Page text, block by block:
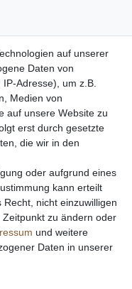
AGB
auf unserer
Daten von
Adresse), um z.B.
Medien von
auf unsere Website zu
erst durch gesetzte
die wir in den
oder aufgrund eines
kann erteilt
nicht einzuwilligen
zu ändern oder
und weitere
Daten in unserer